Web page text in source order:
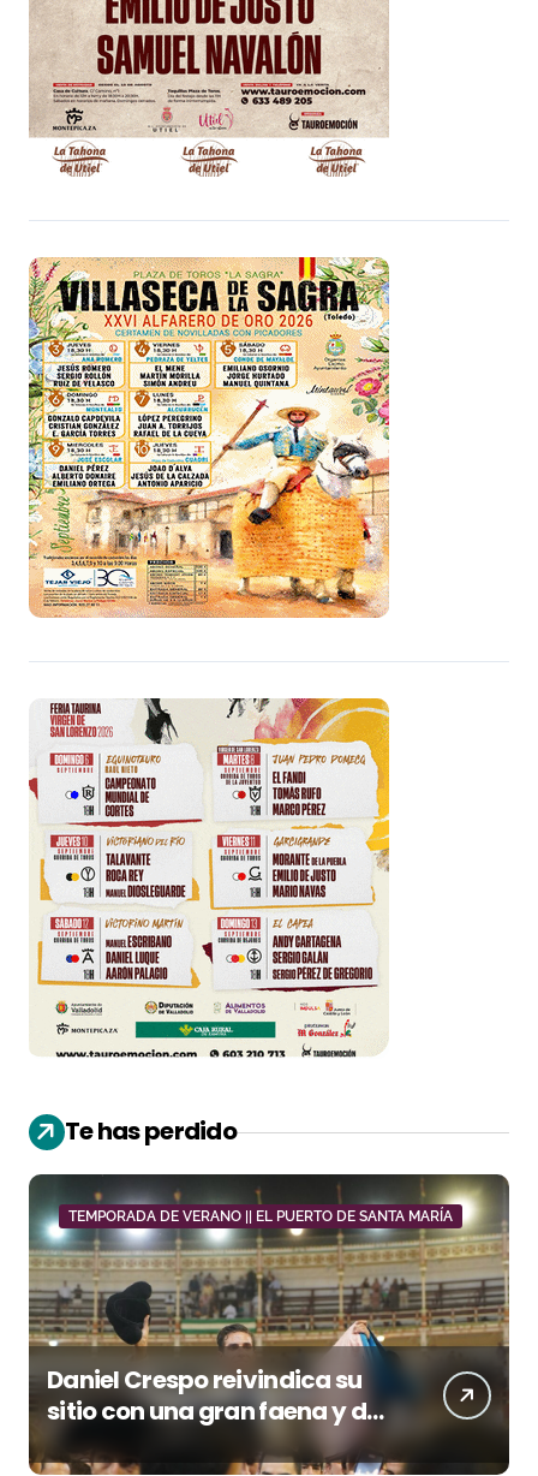
Te has perdido
TEMPORADA DE VERANO || EL PUERTO DE SANTA MARÍA
Daniel Crespo reivindica su
sitio con una gran faena y dos
orejas